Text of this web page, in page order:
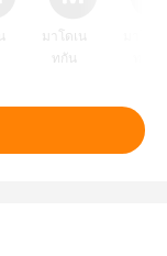
มาโดเน
ทกัน